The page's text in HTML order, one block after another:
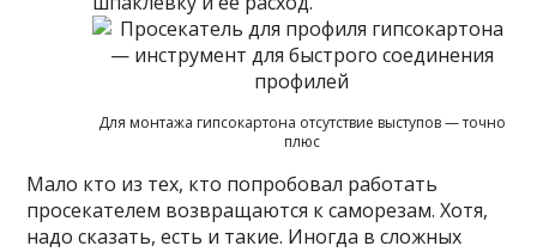
Для монтажа гипсокартона отсутствие выступов — точно
плюс
Мало кто из тех, кто попробовал работать
просекателем возвращаются к саморезам. Хотя,
надо сказать, есть и такие. Иногда в сложных